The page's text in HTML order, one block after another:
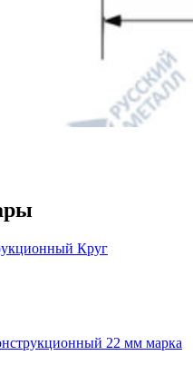
Круг
22 мм марка